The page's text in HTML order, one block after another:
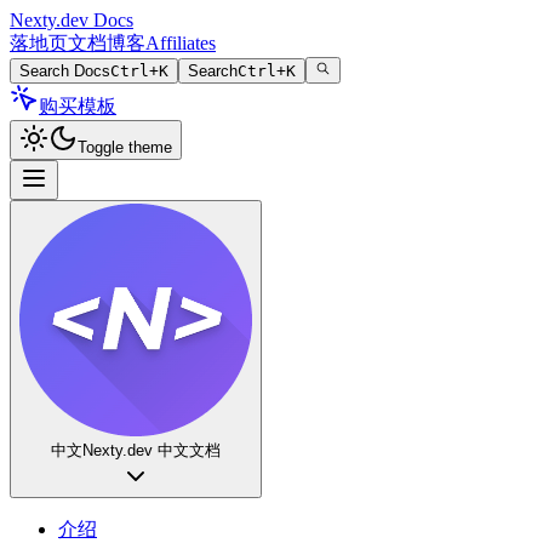
Nexty.dev Docs
落地页文档博客Affiliates
Search DocsCtrl+K SearchCtrl+K
购买模板
Toggle theme
中文 Nexty.dev 中文文档
介绍